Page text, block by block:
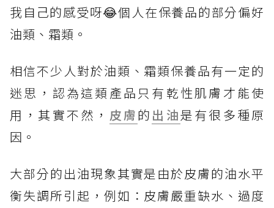
我自己的感受呀😂個人在保養品的部分偏好
油類、霜類。
相信不少人對於油類、霜類保養品有一定的
迷思，認為這類產品只有乾性肌膚才能使
用，其實不然， 皮膚的 出油是有很多種原
因。
大部分的出油現象其實是由於皮膚的油水平
衡失調所引起，例如：皮膚嚴重缺水、過度